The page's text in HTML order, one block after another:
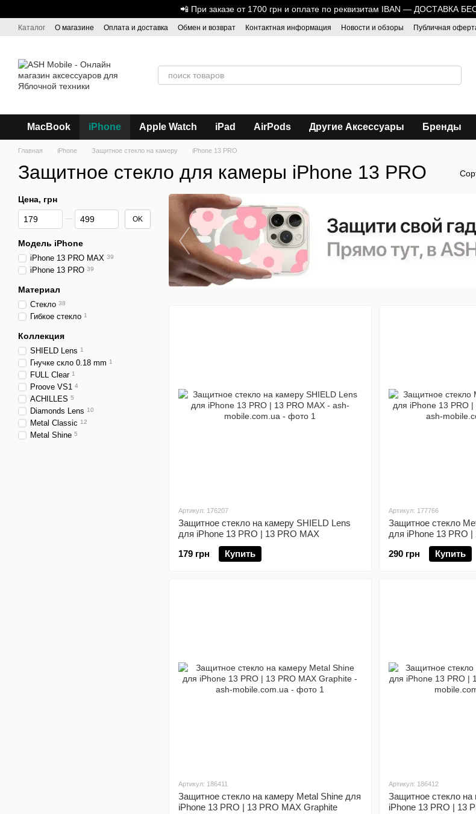
📲 При заказе от 1700 грн и оплате по реквизитам IBAN —
Каталог О магазине Оплата и доставка Обмен и возврат Контактная информация Новости и обзоры Публичная
MacBook iPhone Apple Watch iPad AirPods Другие Аксессуары Бренды
Главная iPhone Защитное стекло на камеру iPhone 13 PRO
Защитное стекло для камеры iPhone 13 PRO
Артикул: 176207
Защитное стекло на камеру SHIELD Lens
для iPhone 13 PRO | 13 PRO MAX
179 грн
Купить
Артикул: 177766
Защитное стекло
для iPhone 13 PRO
290 грн
Купить
Артикул: 186411
Защитное стекло на камеру Metal Shine для
iPhone 13 PRO | 13 PRO MAX Graphite
Артикул: 186412
Защитное стекло на
iPhone 13 PRO | 13
Цена, грн
От Цена, грн
До Цена, грн OK
Модель iPhone
iPhone 13 PRO MAX 39
iPhone 13 PRO 39
Материал
Стекло 38
Гибкое стекло 1
Коллекция
SHIELD Lens 1
Гнучке скло 0.18 mm 1
FULL Clear 1
Proove VS1 4
ACHILLES 5
Diamonds Lens 10
Metal Classic 12
Metal Shine 5